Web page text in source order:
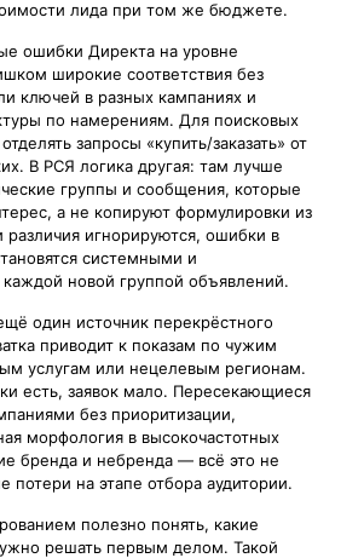
лида при том же бюджете.
ошибки Директа на уровне
широкие соответствия без
ключей в разных кампаниях и
по намерениям. Для поисковых
запросы «купить/заказать» от
В РСЯ логика другая: там лучше
группы и сообщения, которые
а не копируют формулировки из
различия игнорируются, ошибки в
системными и
каждой новой группой объявлений.
один источник перекрёстного
приводит к показам по чужим
услугам или нецелевым регионам.
есть, заявок мало. Пересекающиеся
без приоритизации,
морфология в высокочастотных
бренда и небренда — всё это не
потери на этапе отбора аудитории.
полезно понять, какие
решать первым делом. Такой